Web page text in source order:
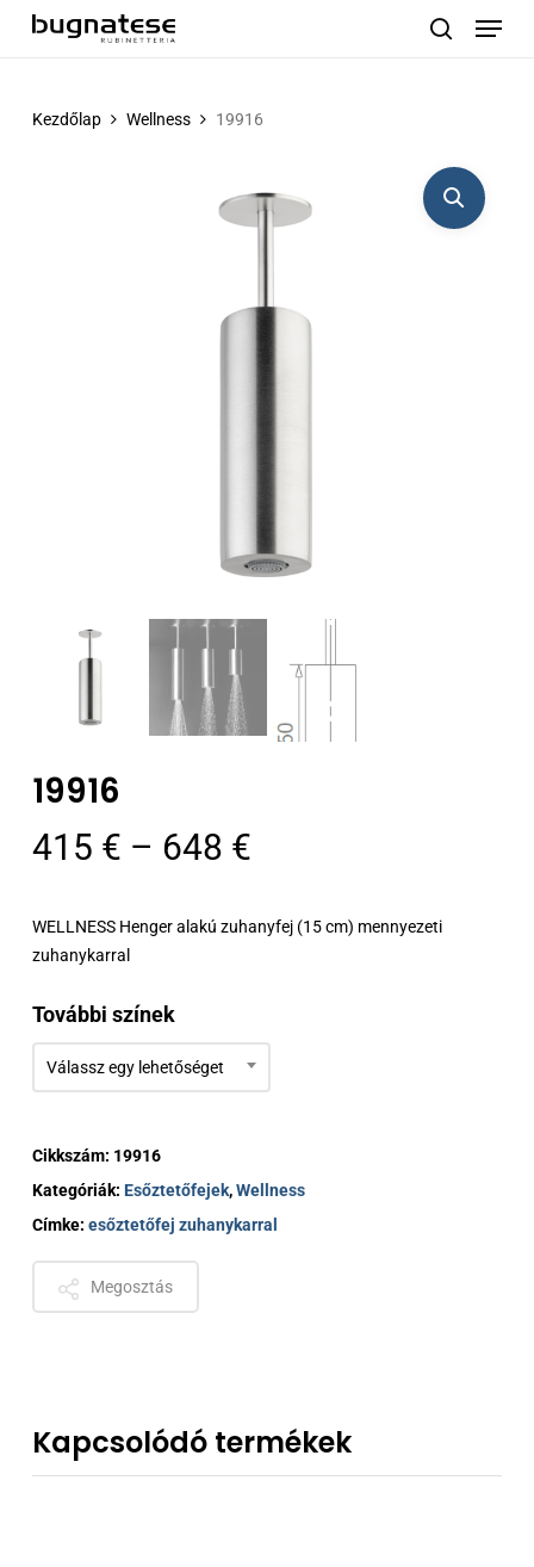
Menu
Kezdőlap Wellness 19916
19916
415 € – 648 €Ártartomány:
-
WELLNESS Henger alakú zuhanyfej (15 cm) mennyezeti
zuhanykarral
További színek
Válassz egy lehetőséget
Cikkszám: 19916
Kategóriák: Esőztetőfejek,Wellness
Címke: esőztetőfej zuhanykarral
Megosztás
Kapcsolódó termékek